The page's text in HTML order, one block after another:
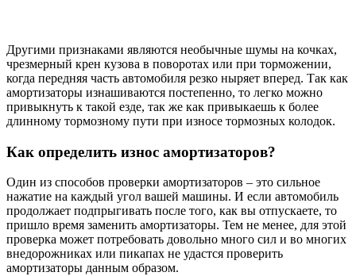
Другими признаками являются необычные шумы на кочках,
чрезмерный крен кузова в поворотах или при торможении,
когда передняя часть автомобиля резко ныряет вперед. Так как
амортизаторы изнашиваются постепенно, то легко можно
привыкнуть к такой езде, так же как привыкаешь к более
длинному тормозному пути при износе тормозных колодок.
Как определить износ амортизаторов?
Один из способов проверки амортизаторов – это сильное
нажатие на каждый угол вашей машины. И если автомобиль
продолжает подпрыгивать после того, как вы отпускаете, то
пришло время заменить амортизаторы. Тем не менее, для этой
проверка может потребовать довольно много сил и во многих
внедорожниках или пикапах не удастся проверить
амортизаторы данным образом.